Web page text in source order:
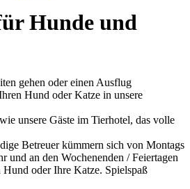
Hunde und
gehen oder einen Ausflug
Hund oder Katze in unsere
unsere Gäste im Tierhotel, das volle
Betreuer kümmern sich von Montags
und an den Wochenenden / Feiertagen
oder Ihre Katze. Spielspaß